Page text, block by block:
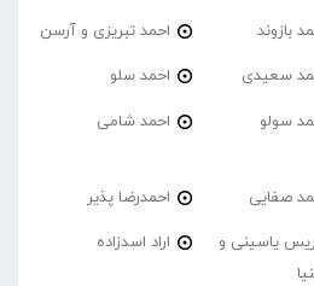
بازوند احمد تبریزی و آرسن
سعیدی احمد سلو
سولو احمد شامی
صفایی احمدرضا پذیر
یاسینی و
اراد اسدزاده